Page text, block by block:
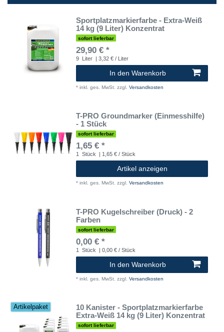
Sportplatzmarkierfarbe - Extra-Weiß
14 kg (9 Liter) Konzentrat
sofort lieferbar
29,90 € *
9 Liter | 3,32 € / Liter
In den Warenkorb
* inkl. ges. MwSt. zzgl. Versandkosten
T-PRO Groundmarker (Einmesshilfe)
- 1 Stück
sofort lieferbar
1,65 € *
1 Stück | 1,65 € / Stück
Artikel anzeigen
* inkl. ges. MwSt. zzgl. Versandkosten
T-PRO Kugelschreiber (Druck) - 2
Farben
sofort lieferbar
0,00 € *
1 Stück | 0,00 € / Stück
In den Warenkorb
* inkl. ges. MwSt. zzgl. Versandkosten
Artikelpaket
10 Kanister - Sportplatzmarkierfarbe
Extra-Weiß 14 kg (9 Liter) Konzentrat
sofort lieferbar